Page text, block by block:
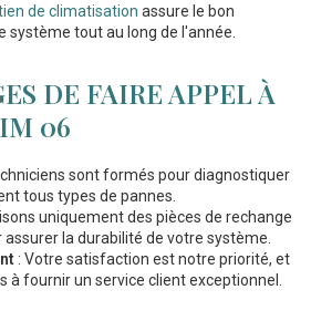
de climatisation assure le bon
tout au long de l'année.
DE FAIRE APPEL À
06
sont formés pour diagnostiquer
tous types de pannes.
uniquement des pièces de rechange
la durabilité de votre système.
: Votre satisfaction est notre priorité, et
à fournir un service client exceptionnel.